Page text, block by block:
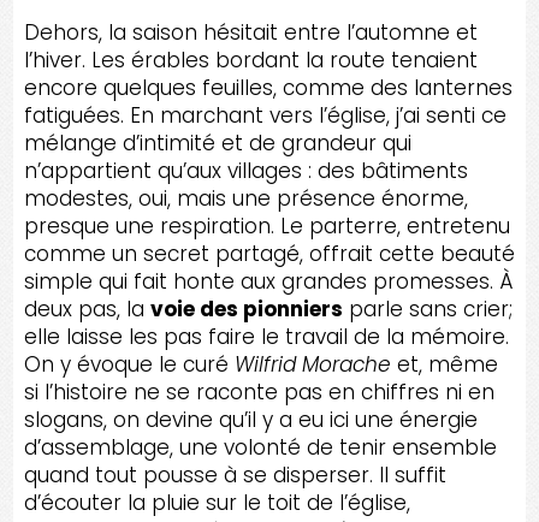
Dehors, la saison hésitait entre l’automne et
l’hiver. Les érables bordant la route tenaient
encore quelques feuilles, comme des lanternes
fatiguées. En marchant vers l’église, j’ai senti ce
mélange d’intimité et de grandeur qui
n’appartient qu’aux villages : des bâtiments
modestes, oui, mais une présence énorme,
presque une respiration. Le parterre, entretenu
comme un secret partagé, offrait cette beauté
simple qui fait honte aux grandes promesses. À
deux pas, la voie des pionniers parle sans crier;
elle laisse les pas faire le travail de la mémoire.
On y évoque le curé Wilfrid Morache et, même
si l’histoire ne se raconte pas en chiffres ni en
slogans, on devine qu’il y a eu ici une énergie
d’assemblage, une volonté de tenir ensemble
quand tout pousse à se disperser. Il suffit
d’écouter la pluie sur le toit de l’église,